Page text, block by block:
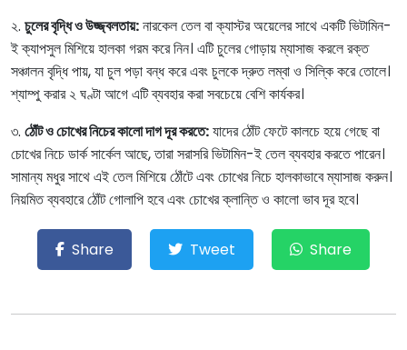
২. চুলের বৃদ্ধি ও উজ্জ্বলতায়:নারকেল তেল বা ক্যাস্টর অয়েলের সাথে একটি ভিটামিন-
ই ক্যাপসুল মিশিয়ে হালকা গরম করে নিন। এটি চুলের গোড়ায় ম্যাসাজ করলে রক্ত
সঞ্চালন বৃদ্ধি পায়, যা চুল পড়া বন্ধ করে এবং চুলকে দ্রুত লম্বা ও সিল্কি করে তোলে।
শ্যাম্পু করার ২ ঘণ্টা আগে এটি ব্যবহার করা সবচেয়ে বেশি কার্যকর।
৩. ঠোঁট ও চোখের নিচের কালো দাগ দূর করতে:যাদের ঠোঁট ফেটে কালচে হয়ে গেছে বা
চোখের নিচে ডার্ক সার্কেল আছে, তারা সরাসরি ভিটামিন-ই তেল ব্যবহার করতে পারেন।
সামান্য মধুর সাথে এই তেল মিশিয়ে ঠোঁটে এবং চোখের নিচে হালকাভাবে ম্যাসাজ করুন।
নিয়মিত ব্যবহারে ঠোঁট গোলাপি হবে এবং চোখের ক্লান্তি ও কালো ভাব দূর হবে।
Share Tweet Share